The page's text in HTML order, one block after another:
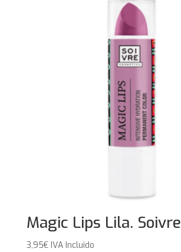
Magic Lips Lila. Soivre
3,95€ IVA Incluido